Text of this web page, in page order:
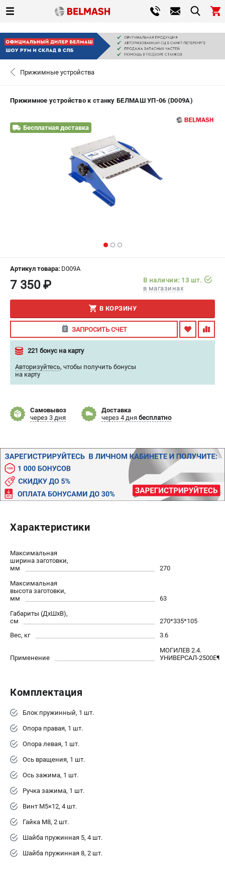
СЕРВИС
ВХОД ИЛИ РЕГИСТРАЦИЯ
САНКТ-ПЕТЕРБУРГ
0
Сервисный центр
Гарантия
Правила обмена и возврата
ИНФОРМАЦИЯ
Контакты
Способы оплаты
О бренде
Политика обработки персональных данных
Новости
Бонусная программа
Как нас найти
Комбинированные станки
Ленточнопильные станки
Сверлильные станки
Стружкоотсосы
Фуговальные станки
Шлифовальные станки
Патроны и переходники
Подставки для станков
Прижимные устройства
Рольганги-роликовые опоры
Цанги и зажимы
ПОЛЕЗНЫЕ СТАТЬИ
Характеристики токарных станков
Все о влажности древесины
Прижимные устройства
Прижимное устройство к станку БЕЛМАШ УП-06 (D009A)
Бесплатная доставка
Артикул товара: D009A
7 350 ₽
В наличии: 13 шт.
в магазинах
В КОРЗИНУ
ЗАПРОСИТЬ СЧЕТ
221 бонус на карту
Авторизуйтесь, чтобы получить бонусы
на карту
Самовывоз
через 3 дня
Доставка
через 4 дня бесплатно
Характеристики
Максимальная
ширина заготовки,
мм
270
Максимальная
высота заготовки,
мм
63
Габариты (ДхШхВ),
см
270*335*105
Вес, кг
3.6
Применение
МОГИЛЕВ 2.4.
УНИВЕРСАЛ-2500Е¶
Комплектация
Блок пружинный, 1 шт.
Опора правая, 1 шт.
Опора левая, 1 шт.
Ось вращения, 1 шт.
Ось зажима, 1 шт.
Ручка зажима, 1 шт.
Винт М5×12, 4 шт.
Гайка М8, 2 шт.
Шайба пружинная 5, 4 шт.
Шайба пружинная 8, 2 шт.